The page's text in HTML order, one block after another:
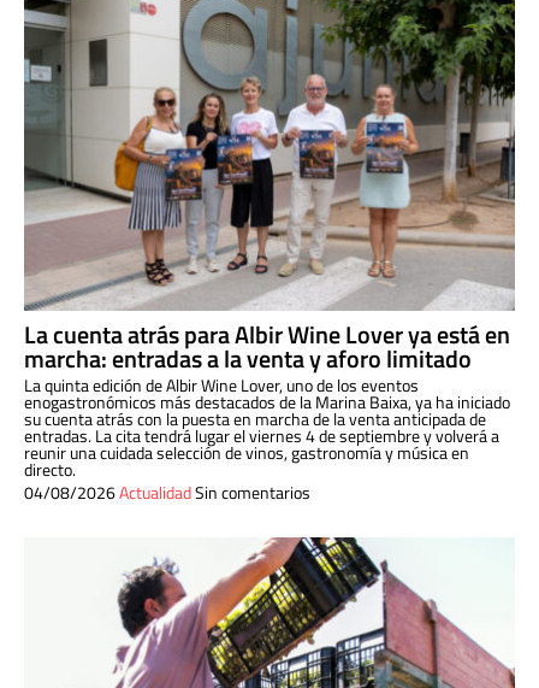
La cuenta atrás para Albir Wine Lover ya está en
marcha: entradas a la venta y aforo limitado
La quinta edición de Albir Wine Lover, uno de los eventos
enogastronómicos más destacados de la Marina Baixa, ya ha iniciado
su cuenta atrás con la puesta en marcha de la venta anticipada de
entradas. La cita tendrá lugar el viernes 4 de septiembre y volverá a
reunir una cuidada selección de vinos, gastronomía y música en
directo.
04/08/2026ActualidadSin comentarios